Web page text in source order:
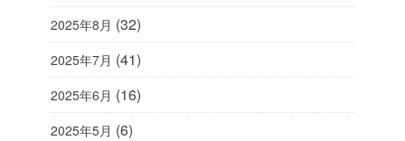
2025年8月 (32)
2025年7月 (41)
2025年6月 (16)
2025年5月 (6)